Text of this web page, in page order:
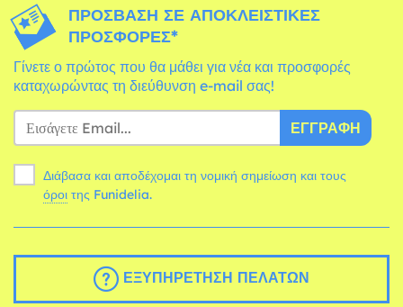
ΠΡΌΣΒΑΣΗ ΣΕ ΑΠΟΚΛΕΙΣΤΙΚΈΣ
ΠΡΟΣΦΟΡΈΣ*
Γίνετε ο πρώτος που θα μάθει για νέα και προσφορές
καταχωρώντας τη διεύθυνση e-mail σας!
ΕΓΓΡΑΦΉ
Διάβασα και αποδέχομαι τη νομική σημείωση και τους
όροι της Funidelia.
ΕΞΥΠΗΡΈΤΗΣΗ ΠΕΛΑΤΏΝ